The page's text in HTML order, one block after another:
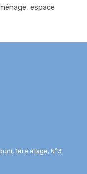
espace
1ére étage, N°3